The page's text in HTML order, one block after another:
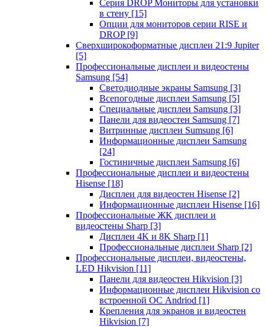
Серия DROP Мониторы для установки
в стену [15]
Опции для мониторов серии RISE и
DROP [9]
Сверхширокоформатные дисплеи 21:9 Jupiter
[5]
Профессиональные дисплеи и видеостены
Samsung [54]
Светодиодные экраны Samsung [3]
Всепогодные дисплеи Samsung [5]
Специальные дисплеи Samsung [3]
Панели для видеостен Samsung [7]
Витринные дисплеи Sumsung [6]
Информационные дисплеи Samsung
[24]
Гостиничные дисплеи Samsung [6]
Профессиональные дисплеи и видеостены
Hisense [18]
Дисплеи для видеостен Hisense [2]
Информационные дисплеи Hisense [16]
Профессиональные ЖК дисплеи и
видеостены Sharp [3]
Дисплеи 4K и 8K Sharp [1]
Профессиональные дисплеи Sharp [2]
Профессиональные дисплеи, видеостены,
LED Hikvision [11]
Панели для видеостен Hikvision [3]
Информационные дисплеи Hikvision со
встроенной ОС Andriod [1]
Крепления для экранов и видеостен
Hikvision [7]